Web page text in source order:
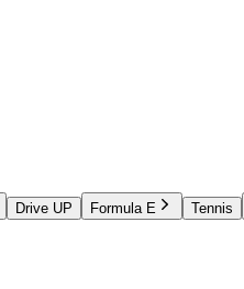
Drive UP Formula E Tennis